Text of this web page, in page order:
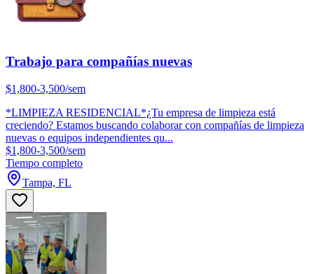
Trabajo para compañías nuevas
$1,800-3,500/sem
*LIMPIEZA RESIDENCIAL*¿Tu empresa de limpieza está
creciendo? Estamos buscando colaborar con compañías de limpieza
nuevas o equipos independientes qu...
$1,800-3,500/sem
Tiempo completo
Tampa, FL